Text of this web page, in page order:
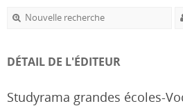
Nouvelle recherche
DÉTAIL DE L'ÉDITEUR
Studyrama grandes écoles-